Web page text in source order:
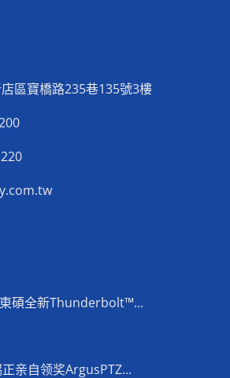
區寶橋路235巷135號3樓
碩全新Thunderbolt™...
亲自领奖ArgusPTZ...